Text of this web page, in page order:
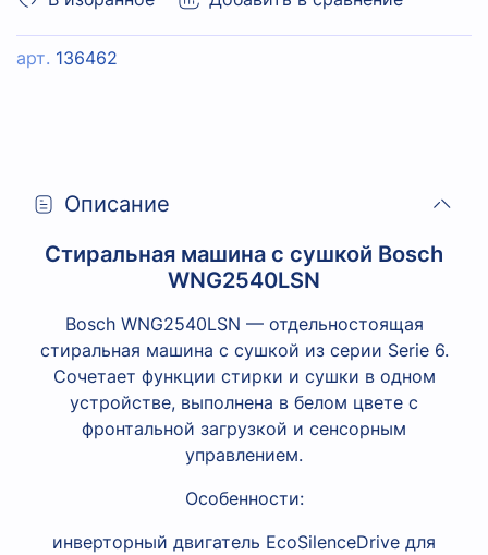
арт. 136462
Описание
Стиральная машина с сушкой Bosch
WNG2540LSN
Bosch WNG2540LSN — отдельностоящая
стиральная машина с сушкой из серии Serie 6.
Сочетает функции стирки и сушки в одном
устройстве, выполнена в белом цвете с
фронтальной загрузкой и сенсорным
управлением.
Особенности:
инверторный двигатель EcoSilenceDrive для